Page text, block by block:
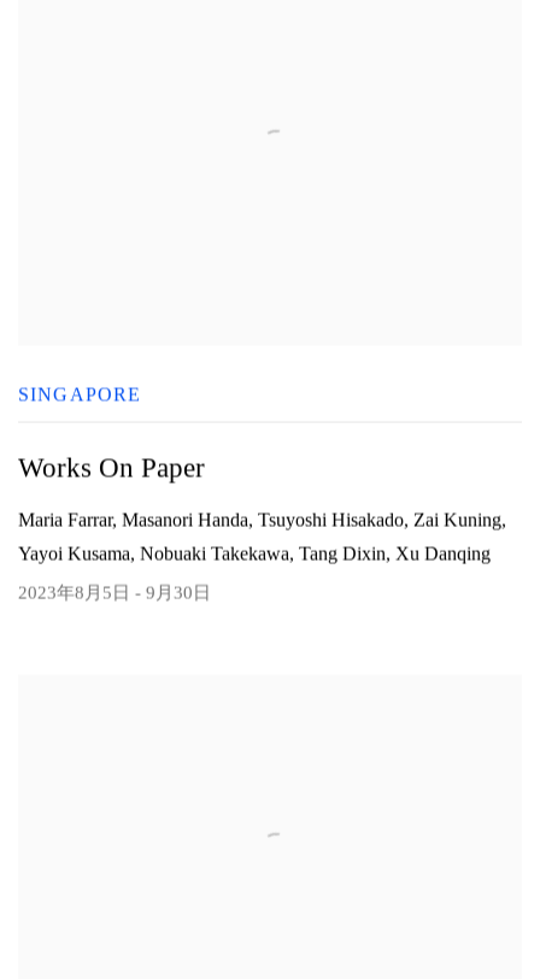
Works On Paper
Maria Farrar, Masanori Handa, Tsuyoshi Hisakado, Zai Kuning,
Yayoi Kusama, Nobuaki Takekawa, Tang Dixin, Xu Danqing
2023年8月5日 - 9月30日
SINGAPORE